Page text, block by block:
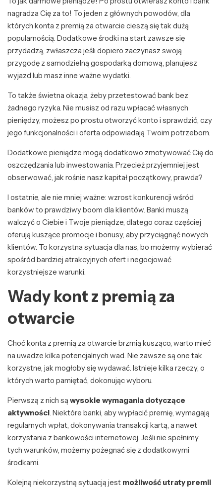
nagradza Cię za to! To jeden z głównych powodów, dla
których konta z premią za otwarcie cieszą się tak dużą
popularnością. Dodatkowe środki na start zawsze się
przydadzą, zwłaszcza jeśli dopiero zaczynasz swoją
przygodę z samodzielną gospodarką domową, planujesz
wyjazd lub masz inne ważne wydatki.
To także świetna okazja, żeby przetestować bank bez
żadnego ryzyka. Nie musisz od razu wpłacać własnych
pieniędzy, możesz po prostu otworzyć konto i sprawdzić, czy
jego funkcjonalności i oferta odpowiadają Twoim potrzebom.
Dodatkowe pieniądze mogą dodatkowo zmotywować Cię do
oszczędzania lub inwestowania. Przecież przyjemniej jest
obserwować, jak rośnie nasz kapitał początkowy, prawda?
I ostatnie, ale nie mniej ważne: wzrost konkurencji wśród
banków to prawdziwy boom dla klientów. Banki muszą
walczyć o Ciebie i Twoje pieniądze, dlatego coraz częściej
oferują kuszące promocje i bonusy, aby przyciągnąć nowych
klientów. To korzystna sytuacja dla nas, bo możemy wybierać
spośród bardziej atrakcyjnych ofert i negocjować
korzystniejsze warunki.
Wady kont z premią za
otwarcie
Choć konta z premią za otwarcie brzmią kusząco, warto mieć
na uwadze kilka potencjalnych wad. Nie zawsze są one tak
korzystne, jak mogłoby się wydawać. Istnieje kilka rzeczy, o
których warto pamiętać, dokonując wyboru.
Pierwszą z nich są wysokie wymagania dotyczące
aktywności. Niektóre banki, aby wypłacić premię, wymagają
regularnych wpłat, dokonywania transakcji kartą, a nawet
korzystania z bankowości internetowej. Jeśli nie spełnimy
tych warunków, możemy pożegnać się z dodatkowymi
środkami.
Kolejną niekorzystną sytuacją jest możliwość utraty premii